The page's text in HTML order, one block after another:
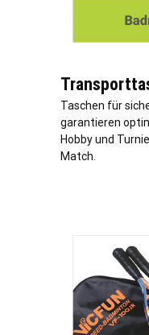
Taschen für
garantieren
Hobby und
Match.